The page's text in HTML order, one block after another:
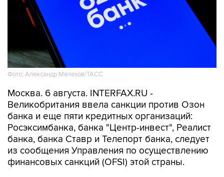
Фото: Александр Мелехов/ТАСС
Москва. 6 августа. INTERFAX.RU -
Великобритания ввела санкции против Озон
банка и еще пяти кредитных организаций:
Росэксимбанка, банка "Центр-инвест", Реалист
банка, банка Ставр и Телепорт банка, следует
из сообщения Управления по осуществлению
финансовых санкций (OFSI) этой страны.